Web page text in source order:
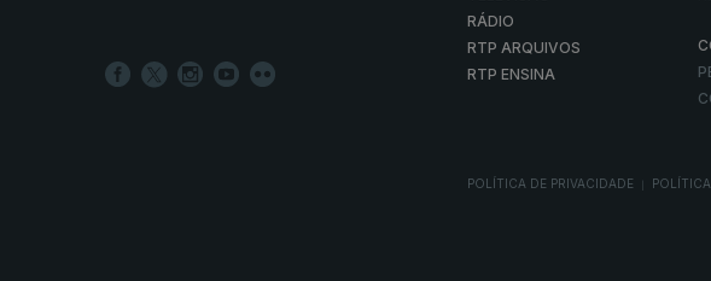
RÁDIO
RTP ARQUIVOS
RTP ENSINA
POLÍTICA DE PRIVACIDADE